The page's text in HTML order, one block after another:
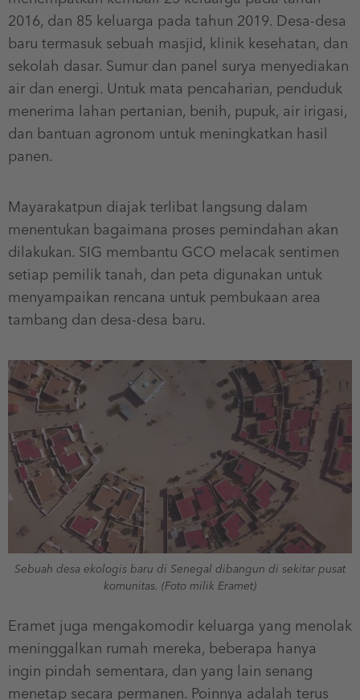
2016, dan 85 keluarga pada tahun 2019. Desa-desa
baru termasuk sebuah masjid, klinik kesehatan, dan
sekolah dasar. Sumur dan panel surya menyediakan
air dan energi. Untuk mata pencaharian, penduduk
menerima lahan pertanian, benih, pupuk, air irigasi,
dan bantuan agronom untuk meningkatkan hasil
panen.
Mayarakatpun diajak terlibat langsung dalam
menentukan bagaimana proses pemindahan akan
dilakukan. SIG membantu GCO melacak sentimen
setiap pemilik tanah, dan peta digunakan untuk
menyampaikan rencana untuk pembukaan area
tambang dan desa-desa baru.
Sebuah desa ekologis baru di Senegal dibangun di sekitar pusat
komunitas. (Foto milik Eramet)
Eramet juga mengakomodir keluarga yang menolak
meninggalkan rumah mereka, beberapa hanya
ingin pindah sementara, dan yang lain senang
menetap secara permanen. Poinnya adalah terus